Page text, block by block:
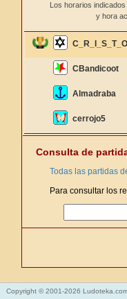
Los horarios
y hora
C_R_I_S_T_O
CBandicoot
Almadraba
cerrojo5
Consulta de
Todas las partidas
Para consultar los
Copyright © 2001-2026